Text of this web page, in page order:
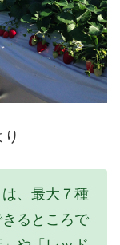
、最大７種
るところで